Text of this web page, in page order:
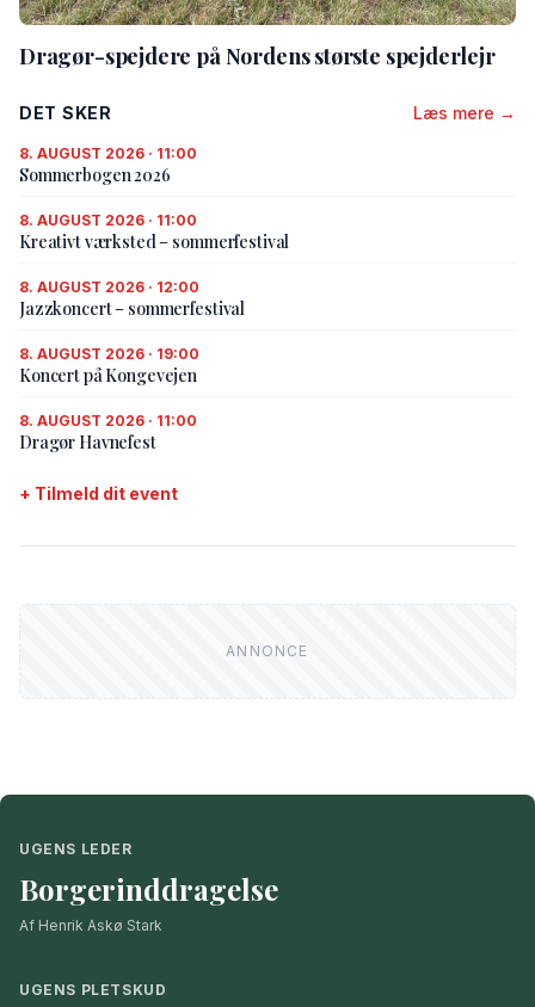
Dragør-spejdere på Nordens største spejderlejr
DET SKER Læs mere →
8. AUGUST 2026 · 11:00
Sommerbogen 2026
8. AUGUST 2026 · 11:00
Kreativt værksted – sommerfestival
8. AUGUST 2026 · 12:00
Jazzkoncert – sommerfestival
8. AUGUST 2026 · 19:00
Koncert på Kongevejen
8. AUGUST 2026 · 11:00
Dragør Havnefest
+ Tilmeld dit event
UGENS LEDER
Borgerinddragelse
Af Henrik Askø Stark
UGENS PLETSKUD